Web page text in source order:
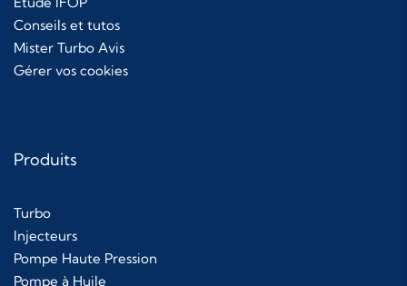
Conseils et tutos
Mister Turbo Avis
Gérer vos cookies
Produits
Turbo
Injecteurs
Pompe Haute Pression
Pompe à Huile